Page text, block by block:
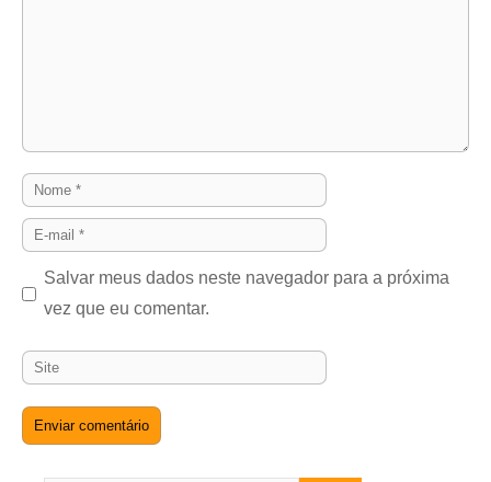
Nome
E-
Salvar meus dados neste navegador para a próxima
vez que eu comentar.
Site